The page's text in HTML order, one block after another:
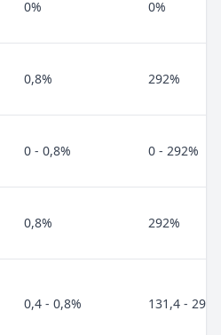
0% 0%
0,8% 292%
0 - 0,8% 0 - 292%
0,8% 292%
0,4 - 0,8% 131,4 -